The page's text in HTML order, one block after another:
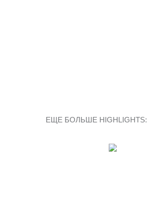
ЕЩЕ БОЛЬШЕ HIGHLIGHTS: